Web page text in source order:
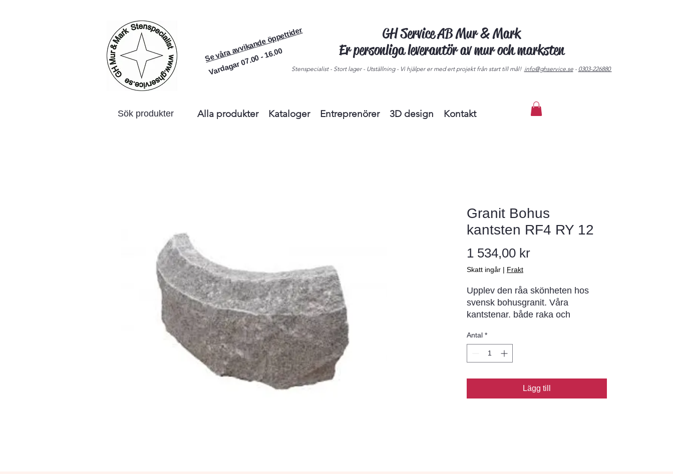
Se våra avvikande öppettider
Vardagar 07.00 - 16.00
GH Service AB Mur & Mark
Er personliga leverantör av mur och marksten
Stenspecialist - Stort lager - Utställning - Vi hjälper er med ert projekt från start till mål! info@ghservice.se- 0303-226880
Alla produkter Kataloger Entreprenörer 3D design Kontakt
Sök produkter
Granit Bohus
kantsten RF4 RY 12
1 534,00 krPris
Skatt ingår | Frakt
Upplev den råa skönheten hos
svensk bohusgranit. Våra
kantstenar. både raka och
berggrunden och ger en unik och
tidlös charm till din trädgård eller
uteplats.
Antal *
Lägg till